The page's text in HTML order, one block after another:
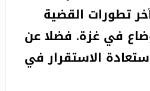
تطورات القضية
في غزة. فضلا عن
الاستقرار في